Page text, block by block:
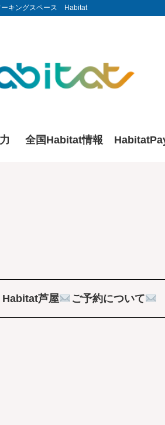
ーキングスペース Habitat
全国Habitat情報
Habitat芦屋 ご予約について